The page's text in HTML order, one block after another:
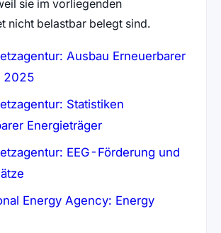
sie im vorliegenden
nicht belastbar belegt sind.
Ausbau Erneuerbarer
2025(öffnet in neuem Tab)
Statistiken
Energieträger(öffnet in neuem
EEG-Förderung und
(öffnet in neuem Tab)
Energy Agency: Energy
in neuem Tab)